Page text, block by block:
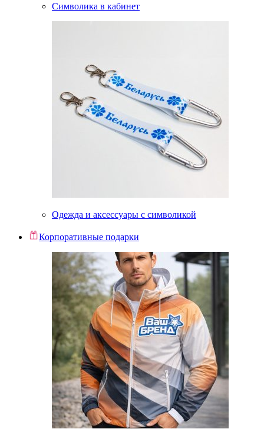
Символика в кабинет
Одежда и аксессуары с символикой
Корпоративные подарки